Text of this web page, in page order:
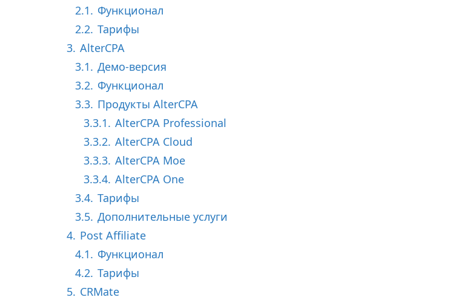
2.1. Функционал
2.2. Тарифы
3. AlterCPA
3.1. Демо-версия
3.2. Функционал
3.3. Продукты AlterCPA
3.3.1. AlterCPA Professional
3.3.2. AlterCPA Cloud
3.3.3. AlterCPA Moe
3.3.4. AlterCPA One
3.4. Тарифы
3.5. Дополнительные услуги
4. Post Affiliate
4.1. Функционал
4.2. Тарифы
5. CRMate